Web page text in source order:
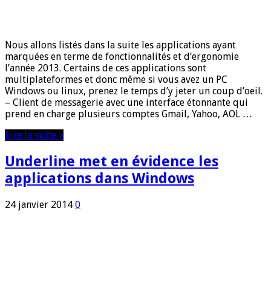
Nous allons listés dans la suite les applications ayant
marquées en terme de fonctionnalités et d’ergonomie
l’année 2013. Certains de ces applications sont
multiplateformes et donc même si vous avez un PC
Windows ou linux, prenez le temps d’y jeter un coup d’oeil.
– Client de messagerie avec une interface étonnante qui
prend en charge plusieurs comptes Gmail, Yahoo, AOL …
Lire la suite »
Underline met en évidence les
applications dans Windows
24 janvier 2014 0